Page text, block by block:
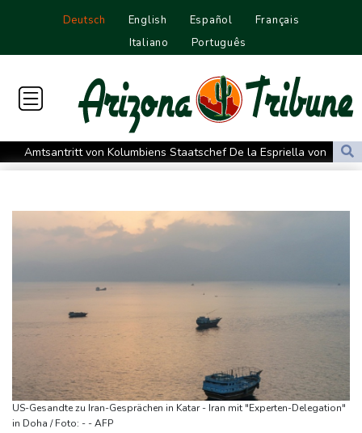
Deutsch English Español
Français
Italiano
Português
Amtsantritt von Kolumbiens Staatschef De la Espriella von
Gewalt überschattet
Taifun "Dolphin": Flugausfälle, Evakuierung und höchste
Warnstufe in China
DAK-Analyse: ADHS-Neudiagnosen bei Kindern deutlich
gestiegen
Sohn: Krebs von Ex-Präsident Biden hat sich ausgebreitet und
Metastasen gebildet
Iran stellt harte Bedingungen für Öffnung der Straße von
Hormus
Trauerflor und Schweigeminute: Inter Miami trauert mit Messi
US-Gesandte zu Iran-Gesprächen in Katar - Iran mit "Experten-Delegation"
in Doha / Foto: - - AFP